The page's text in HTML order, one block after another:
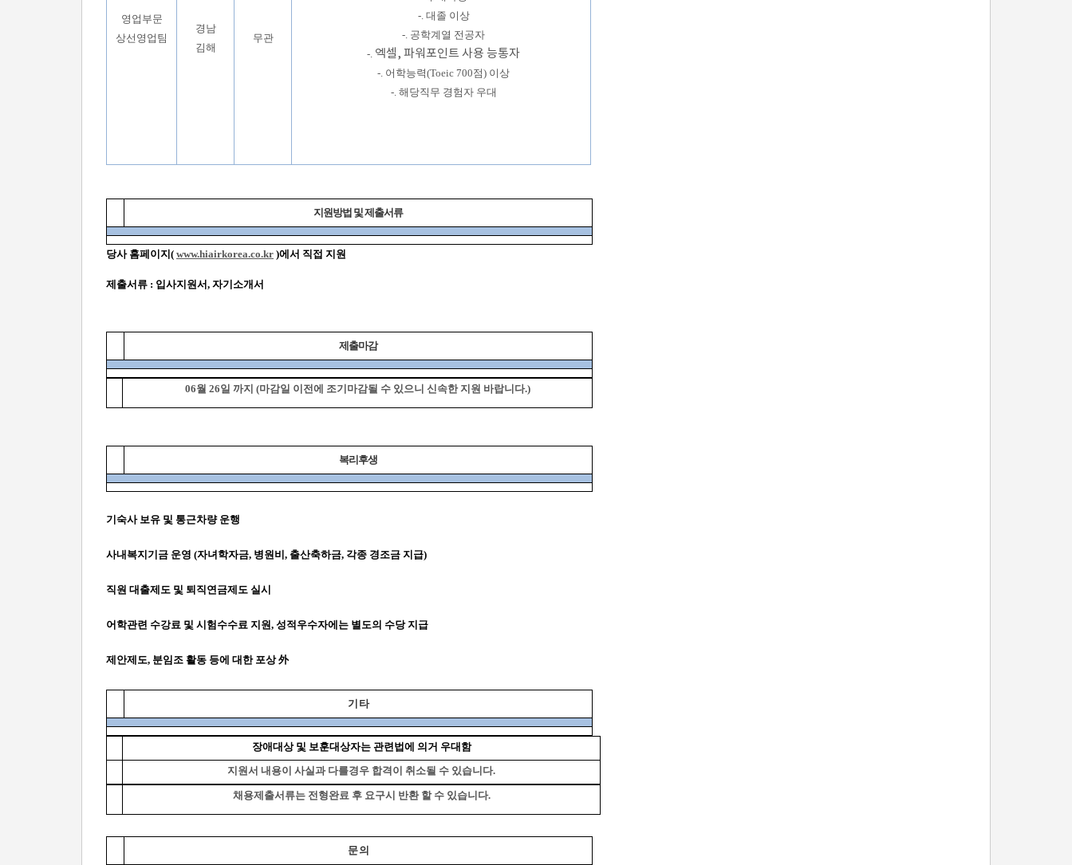
영업부문
상선영업팀
경남
김해
무관
-. 대졸 이상
-. 공학계열 전공자
-. 엑셀, 파워포인트 사용 능통자
-. 어학능력(Toeic 700점) 이상
-. 해당직무 경험자 우대
지원방법 및 제출서류
당사 홈페이지( www.hiairkorea.co.kr )에서 직접 지원
제출서류 : 입사지원서, 자기소개서
제출마감
06월 26일 까지 (마감일 이전에 조기마감될 수 있으니 신속한 지원 바랍니다.)
복리후생
기숙사 보유 및 통근차량 운행
사내복지기금 운영 (자녀학자금, 병원비, 출산축하금, 각종 경조금 지급)
직원 대출제도 및 퇴직연금제도 실시
어학관련 수강료 및 시험수수료 지원, 성적우수자에는 별도의 수당 지급
제안제도, 분임조 활동 등에 대한 포상 外
기 타
장애대상 및 보훈대상자는 관련법에 의거 우대함
지원서 내용이 사실과 다를경우 합격이 취소될 수 있습니다.
채용제출서류는 전형완료 후 요구시 반환 할 수 있습니다.
문 의